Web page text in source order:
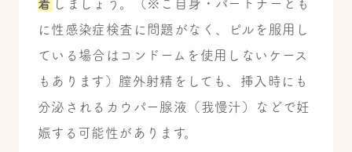
着 しましょう。（※ご自身・パートナーとも
に性感染症検査に問題がなく、ピルを服用し
ている場合はコンドームを使用しないケース
もあります）膣外射精をしても、挿入時にも
分泌されるカウパー腺液（我慢汁）などで妊
娠する可能性があります。